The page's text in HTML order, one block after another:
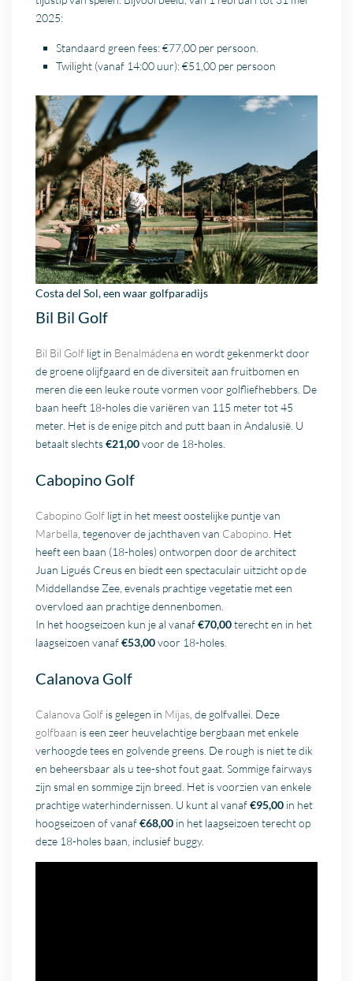
2025:
Standaard green fees: €77,00 per persoon.
Twilight (vanaf 14:00 uur): €51,00 per persoon
Costa del Sol, een waar golfparadijs
Bil Bil Golf
Bil Bil Golf ligt in Benalmádenaen wordt gekenmerkt door
de groene olijfgaard en de diversiteit aan fruitbomen en
meren die een leuke route vormen voor golfliefhebbers. De
baan heeft 18-holes die variëren van 115 meter tot 45
meter. Het is de enige pitch and putt baan in Andalusië. U
betaalt slechts€21,00voor de 18-holes.
Cabopino Golf
Cabopino Golf ligt in het meest oostelijke puntje van
Marbella , tegenover de jachthaven van Cabopino . Het
heeft een baan (18-holes) ontworpen door de architect
Juan Ligués Creus en biedt een spectaculair uitzicht op de
Middellandse Zee, evenals prachtige vegetatie met een
overvloed aan prachtige dennenbomen.
In het hoogseizoen kun je al vanaf€70,00terecht en in het
laagseizoen vanaf€53,00voor 18-holes.
Calanova Golf
Calanova Golf is gelegen in Mijas , de golfvallei. Deze
golfbaan is een zeer heuvelachtige bergbaan met enkele
verhoogde tees en golvende greens. De rough is niet te dik
en beheersbaar als u tee-shot fout gaat. Sommige fairways
zijn smal en sommige zijn breed. Het is voorzien van enkele
prachtige waterhindernissen. U kunt al vanaf€95,00 in het
hoogseizoen of vanaf€68,00 in het laagseizoen terecht op
deze 18-holes baan, inclusief buggy.